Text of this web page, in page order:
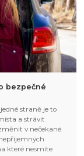
bezpečné
straně je to
a strávit
v nečekané
které nesmíte